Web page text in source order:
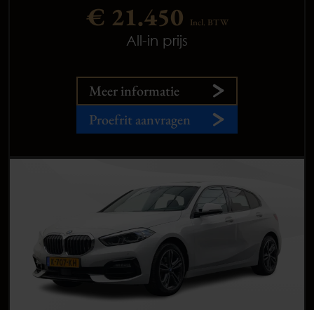
€ 21.450 Incl. BTW
All-in prijs
Meer informatie
Proefrit aanvragen